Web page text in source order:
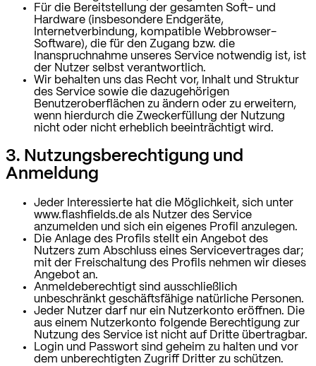
Für die Bereitstellung der gesamten Soft- und
Hardware (insbesondere Endgeräte,
Internetverbindung, kompatible Webbrowser-
Software), die für den Zugang bzw. die
Inanspruchnahme unseres Service notwendig ist, ist
der Nutzer selbst verantwortlich.
Wir behalten uns das Recht vor, Inhalt und Struktur
des Service sowie die dazugehörigen
Benutzeroberflächen zu ändern oder zu erweitern,
wenn hierdurch die Zweckerfüllung der Nutzung
nicht oder nicht erheblich beeinträchtigt wird.
3. Nutzungsberechtigung und
Anmeldung
Jeder Interessierte hat die Möglichkeit, sich unter
www.flashfields.de als Nutzer des Service
anzumelden und sich ein eigenes Profil anzulegen.
Die Anlage des Profils stellt ein Angebot des
Nutzers zum Abschluss eines Servicevertrages dar;
mit der Freischaltung des Profils nehmen wir dieses
Angebot an.
Anmeldeberechtigt sind ausschließlich
unbeschränkt geschäftsfähige natürliche Personen.
Jeder Nutzer darf nur ein Nutzerkonto eröffnen. Die
aus einem Nutzerkonto folgende Berechtigung zur
Nutzung des Service ist nicht auf Dritte übertragbar.
Login und Passwort sind geheim zu halten und vor
dem unberechtigten Zugriff Dritter zu schützen.